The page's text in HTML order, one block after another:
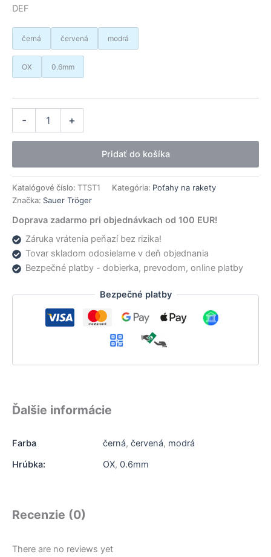
DEF
černá červená modrá
OX 0.6mm
- +
Pridať do košíka
Katalógové číslo: TTST1 Kategória: Poťahy na rakety
Značka: Sauer Tröger
Doprava zadarmo pri objednávkach od 100 EUR!
Záruka vrátenia peňazí bez rizika!
Tovar skladom odosielame v deň objednania
Bezpečné platby - dobierka, prevodom, online platby
Bezpečné platby
Ďalšie informácie
Farba černá, červená, modrá
Hrúbka:
OX, 0.6mm
Recenzie (0)
There are no reviews yet